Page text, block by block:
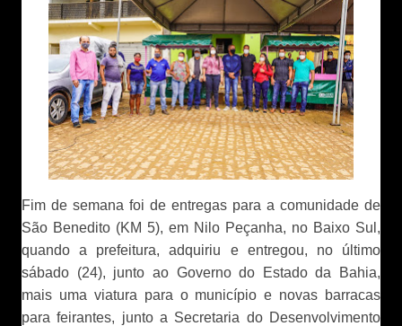
Fim de semana foi de entregas para a comunidade de
São Benedito (KM 5), em Nilo Peçanha, no Baixo Sul,
quando a prefeitura, adquiriu e entregou, no último
sábado (24), junto ao Governo do Estado da Bahia,
mais uma viatura para o município e novas barracas
para feirantes, junto a Secretaria do Desenvolvimento